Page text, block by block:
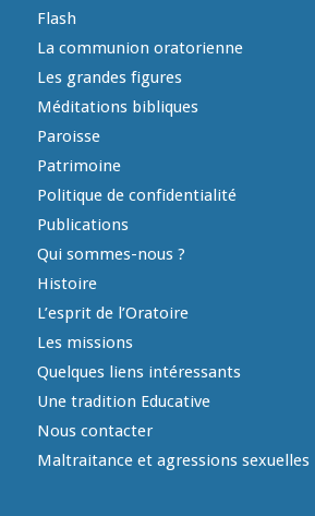
Flash
La communion oratorienne
Les grandes figures
Méditations bibliques
Paroisse
Patrimoine
Politique de confidentialité
Publications
Qui sommes-nous ?
Histoire
L’esprit de l’Oratoire
Les missions
Quelques liens intéressants
Une tradition Educative
Nous contacter
Maltraitance et agressions sexuelles